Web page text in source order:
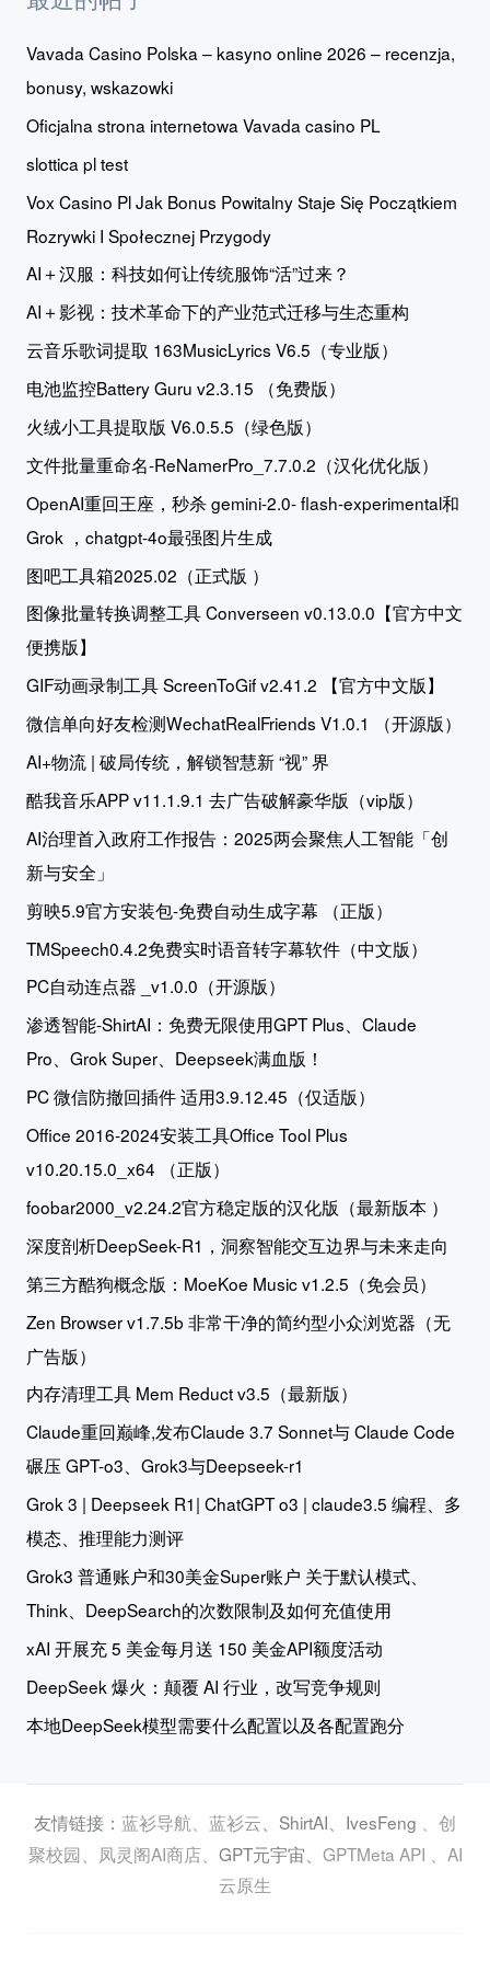
Vavada Casino Polska – kasyno online 2026 – recenzja,
bonusy, wskazowki
Oficjalna strona internetowa Vavada casino PL
slottica pl test
Vox Casino Pl Jak Bonus Powitalny Staje Się Początkiem
Rozrywki I Społecznej Przygody
AI＋汉服：科技如何让传统服饰“活”过来？
AI＋影视：技术革命下的产业范式迁移与生态重构
云音乐歌词提取 163MusicLyrics V6.5（专业版）
电池监控Battery Guru v2.3.15 （免费版）
火绒小工具提取版 V6.0.5.5（绿色版）
文件批量重命名-ReNamerPro_7.7.0.2（汉化优化版）
OpenAI重回王座，秒杀 gemini-2.0- flash-experimental和
Grok ，chatgpt-4o最强图片生成
图吧工具箱2025.02（正式版 ）
图像批量转换调整工具 Converseen v0.13.0.0【官方中文
便携版】
GIF动画录制工具 ScreenToGif v2.41.2 【官方中文版】
微信单向好友检测WechatRealFriends V1.0.1 （开源版）
AI+物流 | 破局传统，解锁智慧新 “视” 界
酷我音乐APP v11.1.9.1 去广告破解豪华版（vip版）
AI治理首入政府工作报告：2025两会聚焦人工智能「创
新与安全」
剪映5.9官方安装包-免费自动生成字幕 （正版）
TMSpeech0.4.2免费实时语音转字幕软件（中文版）
PC自动连点器 _v1.0.0（开源版）
渗透智能-ShirtAI：免费无限使用GPT Plus、Claude
Pro、Grok Super、Deepseek满血版！
PC 微信防撤回插件 适用3.9.12.45（仅适版）
Office 2016-2024安装工具Office Tool Plus
v10.20.15.0_x64 （正版）
foobar2000_v2.24.2官方稳定版的汉化版（最新版本 ）
深度剖析DeepSeek-R1，洞察智能交互边界与未来走向
第三方酷狗概念版：MoeKoe Music v1.2.5（免会员）
Zen Browser v1.7.5b 非常干净的简约型小众浏览器（无
广告版）
内存清理工具 Mem Reduct v3.5（最新版）
Claude重回巅峰,发布Claude 3.7 Sonnet与 Claude Code
碾压 GPT-o3、Grok3与Deepseek-r1
Grok 3 | Deepseek R1| ChatGPT o3 | claude3.5 编程、多
模态、推理能力测评
Grok3 普通账户和30美金Super账户 关于默认模式、
Think、DeepSearch的次数限制及如何充值使用
xAI 开展充 5 美金每月送 150 美金API额度活动
DeepSeek 爆火：颠覆 AI 行业，改写竞争规则
本地DeepSeek模型需要什么配置以及各配置跑分
友情链接： 蓝衫导航、 蓝衫云、 ShirtAI、 IvesFeng 、 创
聚校园、 凤灵阁AI商店、 GPT元宇宙、 GPTMeta API 、 AI
云原生